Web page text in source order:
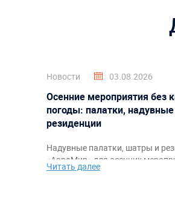
Новости 03.08.2026
Осенние мероприятия без
погоды: палатки,
резиденции
Надувные палатки, шатры и
«АэроМир» для осенних
фестивалей, корпоративов,
Читать далее